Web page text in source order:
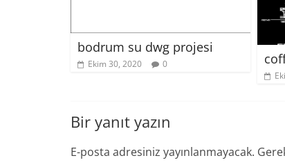
bodrum su dwg projesi
Ekim 30, 2020 0
Bir yanıt yazın
E-posta adresiniz yayınlanmayacak.